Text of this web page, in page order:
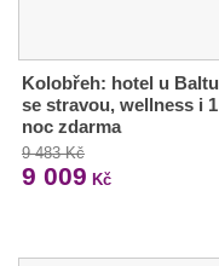
Kolobřeh: hotel u Baltu
se stravou, wellness i 1
noc zdarma
9 483 Kč
9 009 Kč